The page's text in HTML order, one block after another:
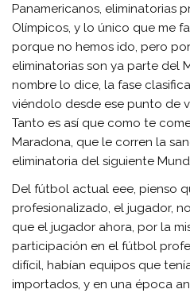
Panamericanos, eliminatorias
Olímpicos, y lo único que me
porque no hemos ido, pero
eliminatorias son ya parte del
nombre lo dice, la fase
viéndolo desde ese punto de
Tanto es así que como te
Maradona, que le corren la
eliminatoria del siguiente
Del fútbol actual eee, pienso
profesionalizado, el jugador,
que el jugador ahora, por la
participación en el fútbol
difícil, habían equipos que
importados, y en una época